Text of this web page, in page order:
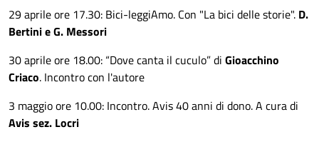
29 aprile ore 17.30: Bici-leggiAmo. Con "La bici delle storie". D.
Bertini e G. Messori
30 aprile ore 18.00: “Dove canta il cuculo” di Gioacchino
Criaco. Incontro con l'autore
3 maggio ore 10.00: Incontro. Avis 40 anni di dono. A cura di
Avis sez. Locri